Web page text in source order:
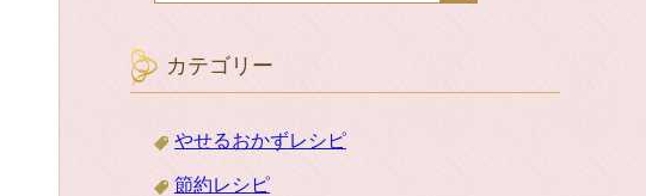
カテゴリー
やせるおかずレシピ
節約レシピ